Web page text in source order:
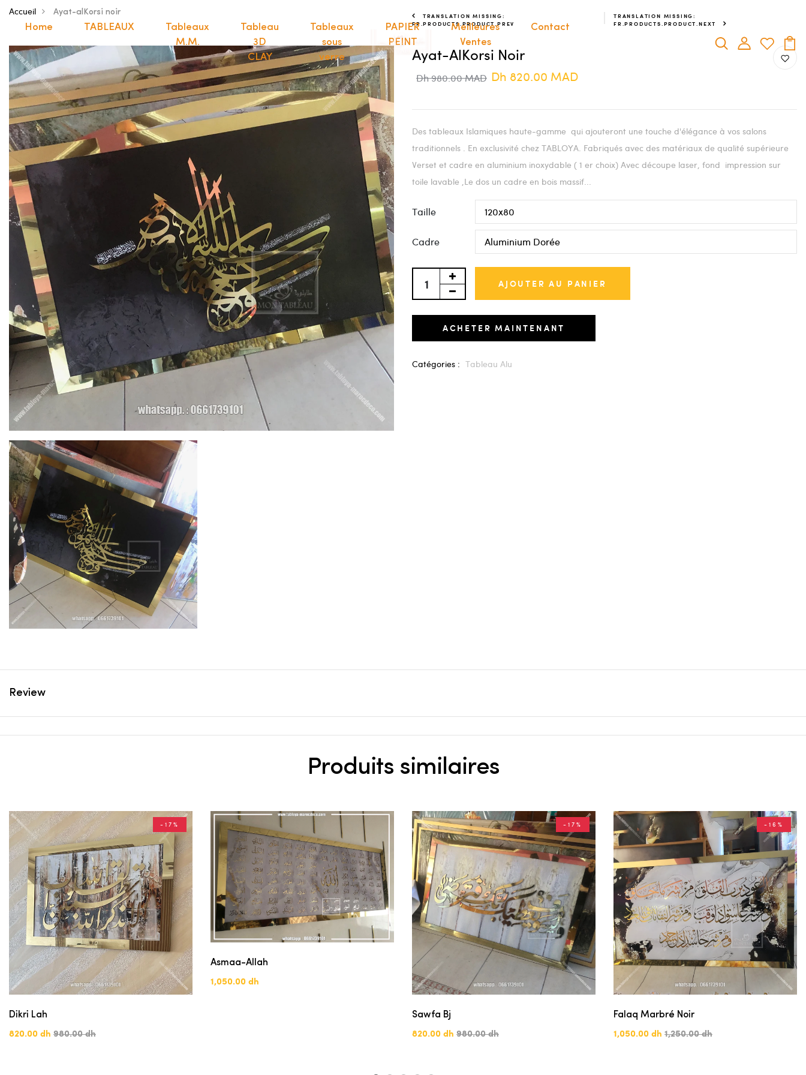
Home TABLEAUX
Tableaux
M.M.
Tableau
3D
CLAY
Tableaux
sous
verre
PAPIER
PEINT
Meilleures
Ventes
Contact
Accueil Ayat-alKorsi noir
TRANSLATION MISSING:
FR.PRODUCTS.PRODUCT.PREV
TRANSLATION MISSING:
FR.PRODUCTS.PRODUCT.NEXT
Ayat-AlKorsi Noir
Dh 980.00 MAD Dh 820.00 MAD
Des tableaux Islamiques haute-gamme qui ajouteront une touche d'élégance à vos salons
traditionnels . En exclusivité chez TABLOYA. Fabriqués avec des matériaux de qualité supérieure
Verset et cadre en aluminium inoxydable ( 1 er choix) Avec découpe laser, fond impression sur
toile lavable ,Le dos un cadre en bois massif...
Taille
Cadre
AJOUTER AU PANIER
ACHETER MAINTENANT
Catégories : Tableau Alu
Review
Produits similaires
-17%
Dikri Lah
820.00 dh 980.00 dh
Asmaa-Allah
1,050.00 dh
-17%
Sawfa Bj
820.00 dh 980.00 dh
-16%
Falaq Marbré Noir
1,050.00 dh 1,250.00 dh